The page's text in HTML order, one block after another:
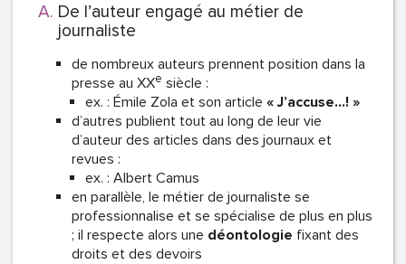
De l’auteur engagé au métier de
journaliste
de nombreux auteurs prennent position dans la
presse au XXe siècle :
ex. : Émile Zola et son article « J’accuse…! »
d’autres publient tout au long de leur vie
d’auteur des articles dans des journaux et
revues :
ex. : Albert Camus
en parallèle, le métier de journaliste se
professionnalise et se spécialise de plus en plus
; il respecte alors une déontologie fixant des
droits et des devoirs